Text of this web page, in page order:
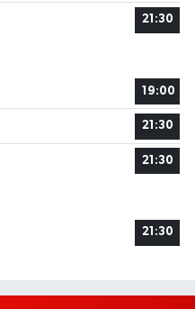
21:30
19:00
21:30
21:30
21:30